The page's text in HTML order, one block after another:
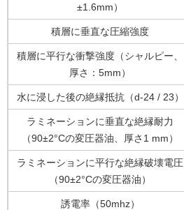
±1.6mm）
積層に垂直な圧縮強度
積層に平行な衝撃強度（シャルピー、
厚さ：5mm）
水に浸した後の絶縁抵抗（d-24 / 23）
ラミネーションに垂直な絶縁耐力
（90±2°Cの変圧器油、厚さ1 mm）
ラミネーションに平行な絶縁破壊電圧
（90±2°Cの変圧器油）
誘電率（50mhz）